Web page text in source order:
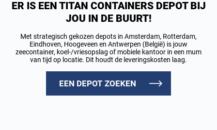
ER IS EEN TITAN CONTAINERS DEPOT BIJ
JOU IN DE BUURT!
Met strategisch gekozen depots in Amsterdam, Rotterdam,
Eindhoven, Hoogeveen en Antwerpen (België) is jouw
zeecontainer, koel-/vriesopslag of mobiele kantoor in een mum
van tijd op locatie. Dit houdt de leveringskosten laag.
EEN DEPOT ZOEKEN